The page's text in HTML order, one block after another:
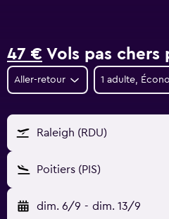
47 € Vols pas chers
Aller-retour 1 adulte,
Raleigh (RDU)
Poitiers (PIS)
dim. 6/9 - dim. 13/9